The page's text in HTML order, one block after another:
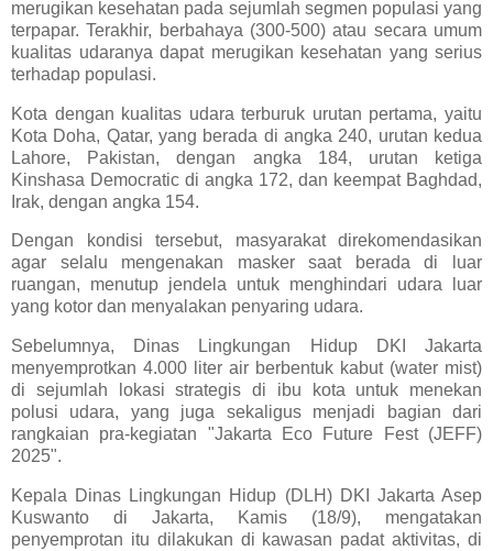
merugikan kesehatan pada sejumlah segmen populasi yang
terpapar. Terakhir, berbahaya (300-500) atau secara umum
kualitas udaranya dapat merugikan kesehatan yang serius
terhadap populasi.
Kota dengan kualitas udara terburuk urutan pertama, yaitu
Kota Doha, Qatar, yang berada di angka 240, urutan kedua
Lahore, Pakistan, dengan angka 184, urutan ketiga
Kinshasa Democratic di angka 172, dan keempat Baghdad,
Irak, dengan angka 154.
Dengan kondisi tersebut, masyarakat direkomendasikan
agar selalu mengenakan masker saat berada di luar
ruangan, menutup jendela untuk menghindari udara luar
yang kotor dan menyalakan penyaring udara.
Sebelumnya, Dinas Lingkungan Hidup DKI Jakarta
menyemprotkan 4.000 liter air berbentuk kabut (water mist)
di sejumlah lokasi strategis di ibu kota untuk menekan
polusi udara, yang juga sekaligus menjadi bagian dari
rangkaian pra-kegiatan "Jakarta Eco Future Fest (JEFF)
2025".
Kepala Dinas Lingkungan Hidup (DLH) DKI Jakarta Asep
Kuswanto di Jakarta, Kamis (18/9), mengatakan
penyemprotan itu dilakukan di kawasan padat aktivitas, di